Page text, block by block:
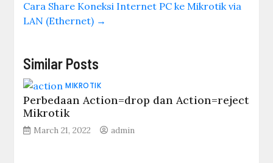
Cara Share Koneksi Internet PC ke Mikrotik via
LAN (Ethernet) →
Similar Posts
MIKROTIK
Perbedaan Action=drop dan Action=reject
Mikrotik
March 21, 2022 admin